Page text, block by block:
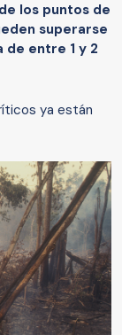
los puntos de
superarse
entre 1 y 2
ya están